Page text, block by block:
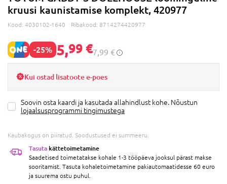
kruusi kaunistamise komplekt, 420977
Kood: 4030102-1640 Ribakood: 8714274420977
-25% 5,99 €7,99 €
Kui ostad lisatoote e-poes
Soovin osta kaardi ja kasutada allahindlust kohe. Nõustun
lojaalsusprogrammi tingimustega
Kaubakogus on piiratud. Soodustused ei summeeru.
Tasuta kättetoimetamine
Saadetised toimetatakse kohale 1-3 tööpäeva jooksul pärast makse
sooritamist. Tasuta kohaletoimetamine pakiautomaatidesse 60 euro
ja suurema ostu puhul.